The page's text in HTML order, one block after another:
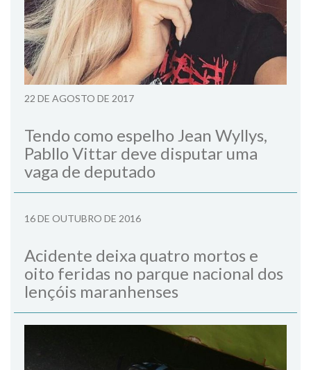
22 DE AGOSTO DE 2017
Tendo como espelho Jean Wyllys,
Pabllo Vittar deve disputar uma
vaga de deputado
16 DE OUTUBRO DE 2016
Acidente deixa quatro mortos e
oito feridas no parque nacional dos
lençóis maranhenses